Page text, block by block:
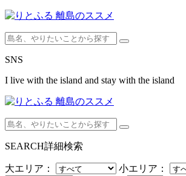
SNS
I live with the island and stay with the island
SEARCH詳細検索
大エリア： 小エリア：